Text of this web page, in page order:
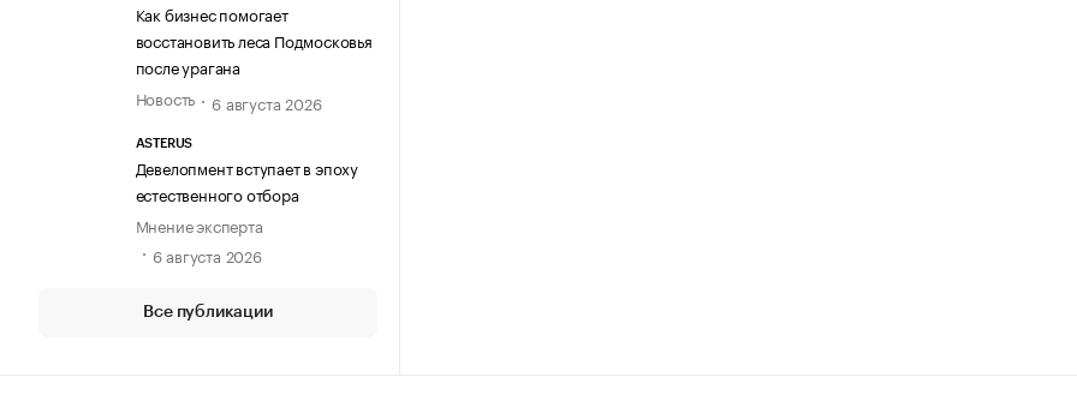
Как бизнес помогает
восстановить леса Подмосковья
после урагана
Новость
6 августа 2026
ASTERUS
Девелопмент вступает в эпоху
естественного отбора
Мнение эксперта
6 августа 2026
Все публикации